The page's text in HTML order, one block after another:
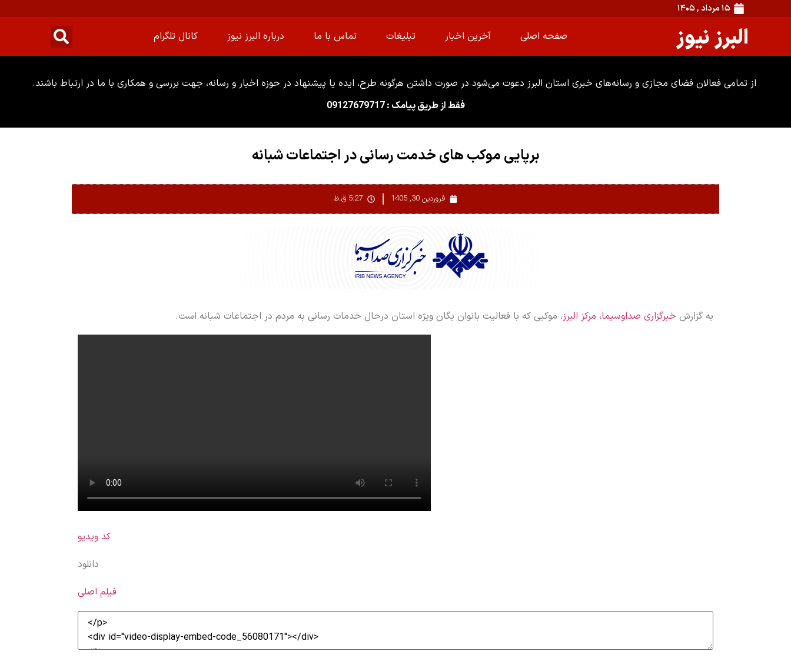
۱۵ مرداد , ۱۴۰۵
البرز نیوز صفحه اصلی آخرین اخبار تبلیغات تماس با ما درباره البرز نیوز کانال تلگرام
از تمامی فعالان فضای مجازی و رسانه‌های خبری استان البرز دعوت می‌شود در صورت داشتن هرگونه طرح، ایده یا پیشنهاد در حوزه اخبار و رسانه، جهت بررسی و همکاری با ما در ارتباط باشند.
فقط از طریق پیامک : 09127679717
برپایی موکب های خدمت رسانی در اجتماعات شبانه
فروردین 30, 1405 5:27 ق.ظ
به گزارش خبرگزاری صداوسیما، مرکز البرز، موکبی که با فعالیت بانوان یگان ویژه استان درحال خدمات رسانی به مردم در اجتماعات شبانه است.
کد ویدیو
دانلود
فیلم اصلی